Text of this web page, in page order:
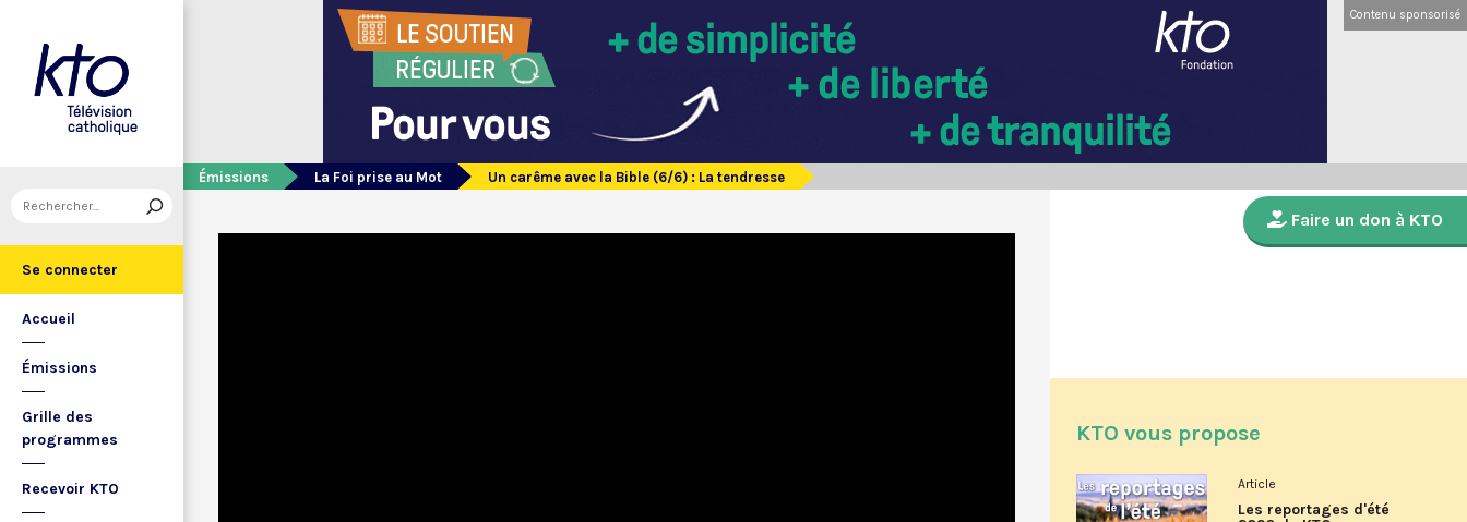
Se connecter
Accueil
Émissions
Grille des
programmes
Recevoir KTO
Contenu sponsorisé
Émissions La Foi prise au Mot Un carême avec la Bible (6/6) : La tendresse
Faire un don à KTO
KTO vous propose
Article
Les reportages d'été